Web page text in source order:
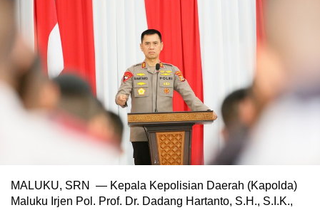
MALUKU, SRN — Kepala Kepolisian Daerah (Kapolda)
Maluku Irjen Pol. Prof. Dr. Dadang Hartanto, S.H., S.I.K.,